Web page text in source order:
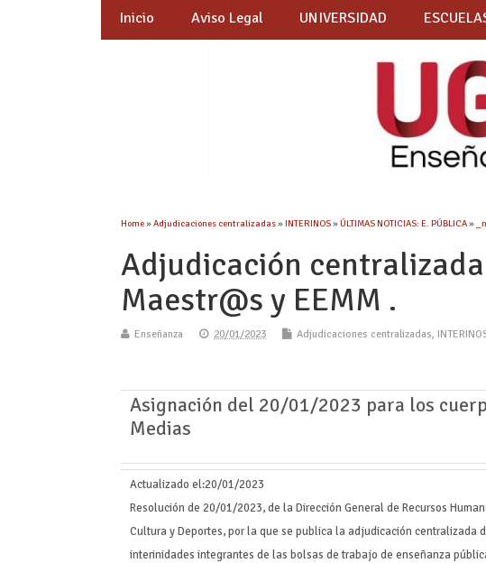
Inicio Aviso Legal UNIVERSIDAD
Home»Adjudicaciones centralizadas»INTERINOS»ÚLTIMAS NOTICIAS: E. PÚBLICA»
Adjudicación
Maestr@s y EEMM .
Enseñanza 20/01/2023 Adjudicaciones centralizadas,
Asignación del 20/01/2023 para los
Medias
Actualizado el:20/01/2023
Resolución de 20/01/2023, de la Dirección General de Recursos
Cultura y Deportes, por la que se publica la adjudicación centralizada
interinidades integrantes de las bolsas de trabajo de enseñanza